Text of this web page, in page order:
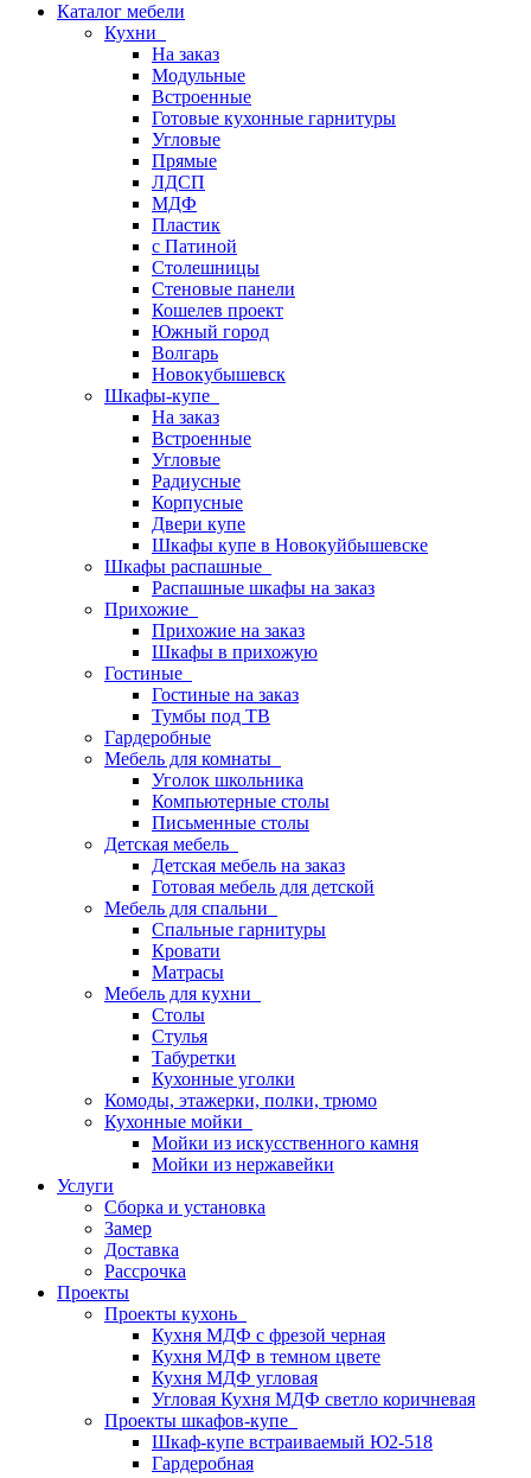
Каталог мебели
Кухни
На заказ
Модульные
Встроенные
Готовые кухонные гарнитуры
Угловые
Прямые
ЛДСП
МДФ
Пластик
с Патиной
Столешницы
Стеновые панели
Кошелев проект
Южный город
Волгарь
Новокубышевск
Шкафы-купе
На заказ
Встроенные
Угловые
Радиусные
Корпусные
Двери купе
Шкафы купе в Новокуйбышевске
Шкафы распашные
Распашные шкафы на заказ
Прихожие
Прихожие на заказ
Шкафы в прихожую
Гостиные
Гостиные на заказ
Тумбы под ТВ
Гардеробные
Мебель для комнаты
Уголок школьника
Компьютерные столы
Письменные столы
Детская мебель
Детская мебель на заказ
Готовая мебель для детской
Мебель для спальни
Спальные гарнитуры
Кровати
Матрасы
Мебель для кухни
Столы
Стулья
Табуретки
Кухонные уголки
Комоды, этажерки, полки, трюмо
Кухонные мойки
Мойки из искусственного камня
Мойки из нержавейки
Услуги
Сборка и установка
Замер
Доставка
Рассрочка
Проекты
Проекты кухонь
Кухня МДФ с фрезой черная
Кухня МДФ в темном цвете
Кухня МДФ угловая
Угловая Кухня МДФ светло коричневая
Проекты шкафов-купе
Шкаф-купе встраиваемый Ю2-518
Гардеробная